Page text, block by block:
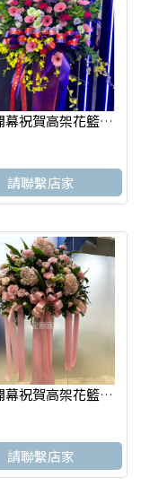
G088 開幕祝賀高架花籃、開幕藝術花籃 慶祝榮陞、開幕喬遷(一個)
請聯繫店家
G082 開幕祝賀高架花籃、開幕藝術花籃 慶祝榮陞、開幕喬遷(一個)
請聯繫店家